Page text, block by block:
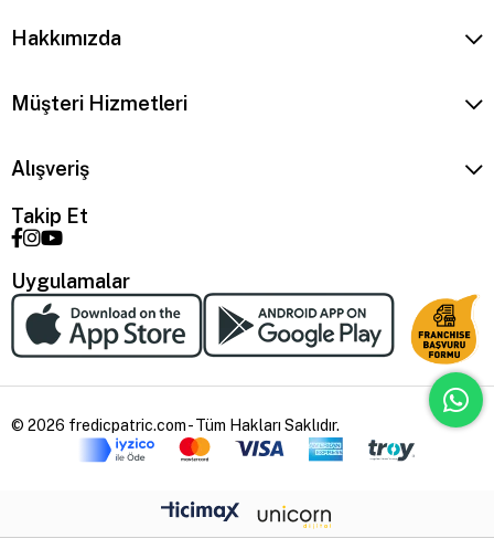
Hakkımızda
Müşteri Hizmetleri
Alışveriş
Takip Et
Uygulamalar
© 2026 fredicpatric.com - Tüm Hakları Saklıdır.